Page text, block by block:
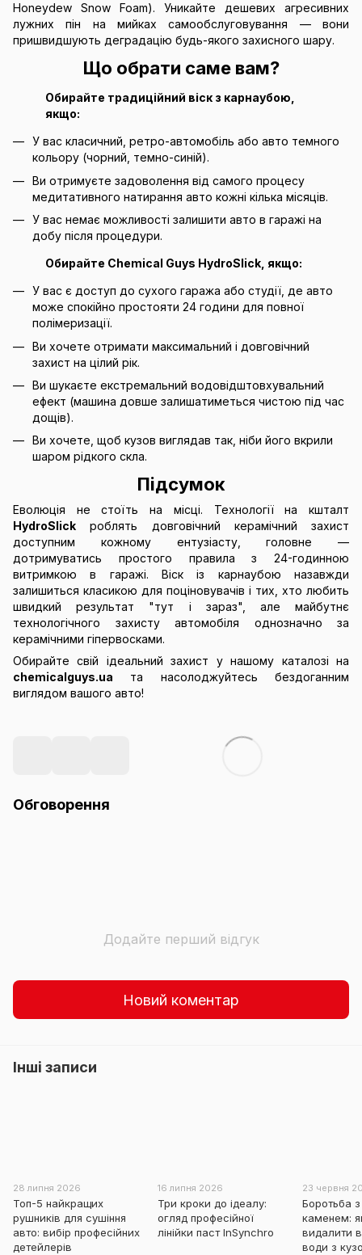
Honeydew Snow Foam). Уникайте дешевих агресивних
лужних пін на мийках самообслуговування — вони
пришвидшують деградацію будь-якого захисного шару.
Що обрати саме вам?
Обирайте традиційний віск з карнаубою,
якщо:
У вас класичний, ретро-автомобіль або авто темного
кольору (чорний, темно-синій).
Ви отримуєте задоволення від самого процесу
медитативного натирання авто кожні кілька місяців.
У вас немає можливості залишити авто в гаражі на
добу після процедури.
Обирайте Chemical Guys HydroSlick, якщо:
У вас є доступ до сухого гаража або студії, де авто
може спокійно простояти 24 години для повної
полімеризації.
Ви хочете отримати максимальний і довговічний
захист на цілий рік.
Ви шукаєте екстремальний водовідштовхувальний
ефект (машина довше залишатиметься чистою під час
дощів).
Ви хочете, щоб кузов виглядав так, ніби його вкрили
шаром рідкого скла.
Підсумок
Еволюція не стоїть на місці. Технології на кшталт
HydroSlick роблять довговічний керамічний захист
доступним кожному ентузіасту, головне —
дотримуватись простого правила з 24-годинною
витримкою в гаражі. Віск із карнаубою назавжди
залишиться класикою для поціновувачів і тих, хто любить
швидкий результат "тут і зараз", але майбутнє
технологічного захисту автомобіля однозначно за
керамічними гіпервосками.
Обирайте свій ідеальний захист у нашому каталозі на
chemicalguys.ua та насолоджуйтесь бездоганним
виглядом вашого авто!
Обговорення
Додайте перший відгук
Новий коментар
Інші записи
28 липня 2026
Топ-5 найкращих
рушників для сушіння
авто: вибір професійних
детейлерів
16 липня 2026
Три кроки до ідеалу:
огляд професійної
лінійки паст InSynchro
23 червня
Боротьба
каменем:
видалити
води з